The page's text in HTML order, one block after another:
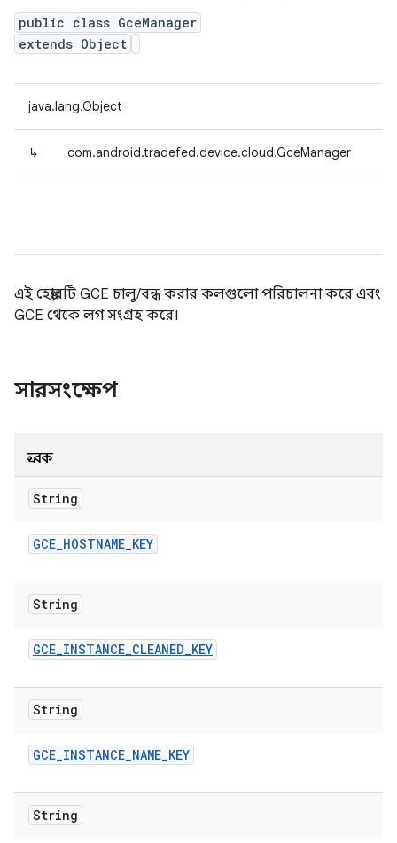
public class GceManager
extends Object
java.lang.Object
↳ com.android.tradefed.device.cloud.GceManager
এই হেল্পারটি GCE চালু/বন্ধ করার কলগুলো পরিচালনা করে এবং
GCE থেকে লগ সংগ্রহ করে।
সারসংক্ষেপ
ধ্রুবক
String
GCE_HOSTNAME_KEY
String
GCE_INSTANCE_CLEANED_KEY
String
GCE_INSTANCE_NAME_KEY
String